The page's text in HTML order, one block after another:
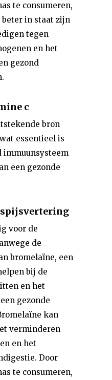
te consumeren,
in staat zijn
tegen
en het
gezond
c
bron
essentieel is
immuunsysteem
een gezonde
spijsvertering
voor de
de
bromelaïne, een
bij de
en het
gezonde
kan
verminderen
en het
Door
te consumeren,